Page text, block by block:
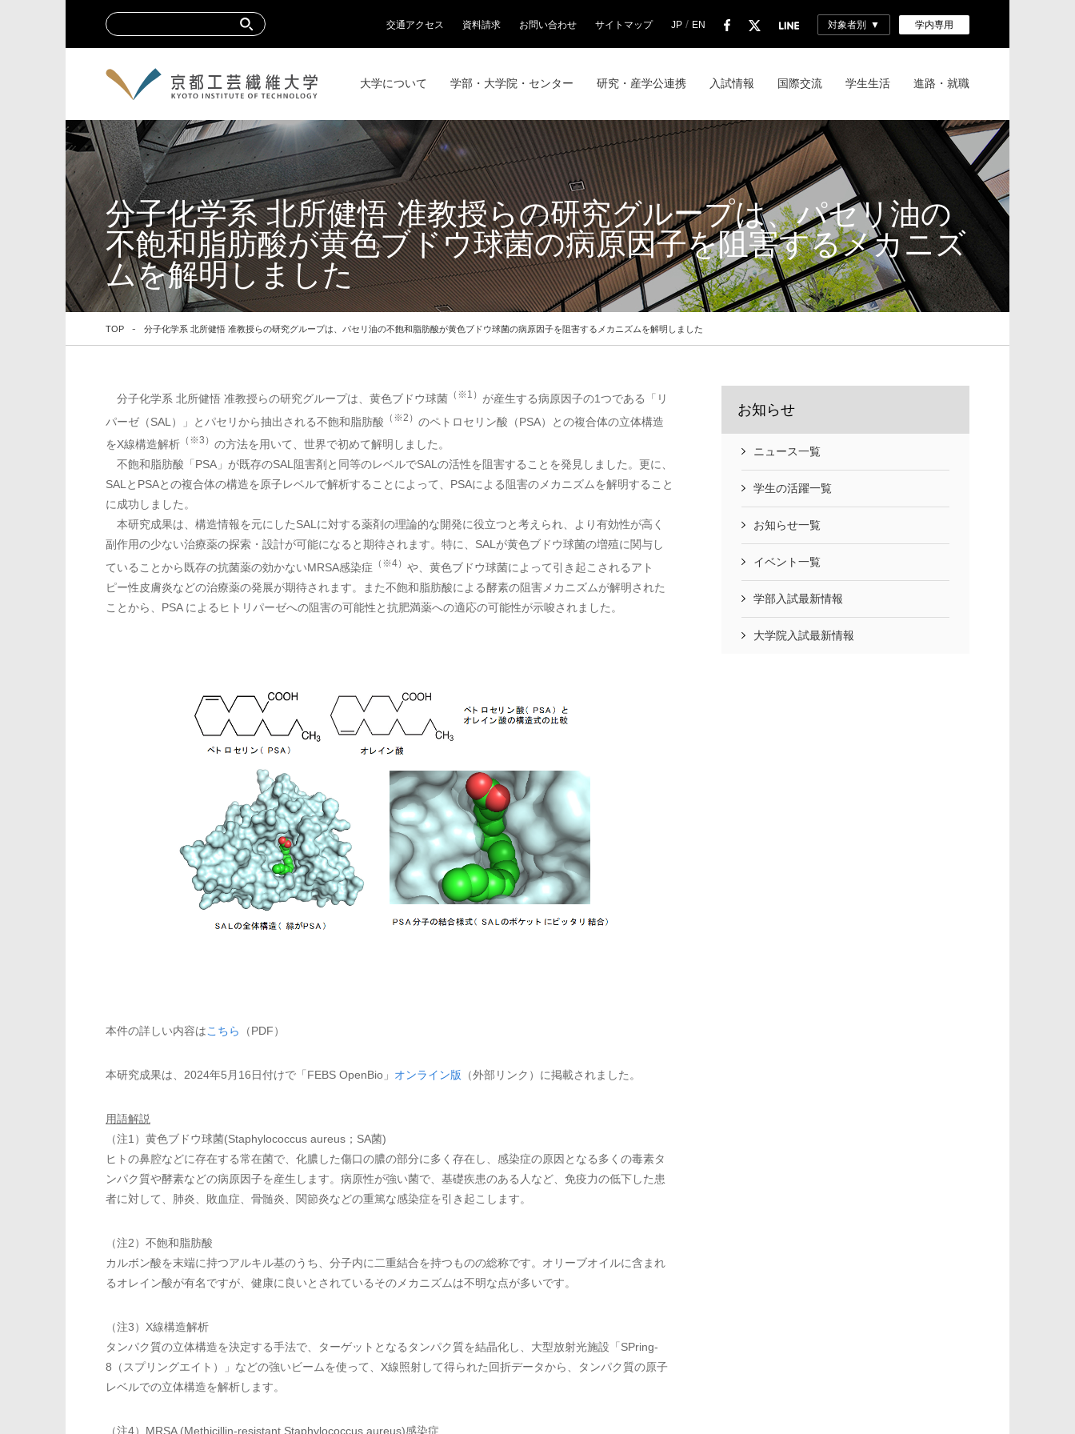
交通アクセス 資料請求 お問い合わせ サイトマップ JP / EN 対象者別 学内専用
大学について 学部・大学院・センター 研究・産学公連携 入試情報 国際交流 学生生活 進路・就職
分子化学系 北所健悟 准教授らの研究グループは、パセリ油の
不飽和脂肪酸が黄色ブドウ球菌の病原因子を阻害するメカニズ
ムを解明しました
TOP 分子化学系 北所健悟 准教授らの研究グループは、パセリ油の不飽和脂肪酸が黄色ブドウ球菌の病原因子を阻害するメカニズムを解明しました
分子化学系 北所健悟 准教授らの研究グループは、黄色ブドウ球菌 （※1） が産生する病原因子の1つである「リ
パーゼ（SAL）」とパセリから抽出される不飽和脂肪酸 （※2） のペトロセリン酸（PSA）との複合体の立体構造
をX線構造解析 （※3） の方法を用いて、世界で初めて解明しました。
不飽和脂肪酸「PSA」が既存のSAL阻害剤と同等のレベルでSALの活性を阻害することを発見しました。更に、
SALとPSAとの複合体の構造を原子レベルで解析することによって、PSAによる阻害のメカニズムを解明すること
に成功しました。
本研究成果は、構造情報を元にしたSALに対する薬剤の理論的な開発に役立つと考えられ、より有効性が高く
副作用の少ない治療薬の探索・設計が可能になると期待されます。特に、SALが黄色ブドウ球菌の増殖に関与し
ていることから既存の抗菌薬の効かないMRSA感染症 （※4） や、黄色ブドウ球菌によって引き起こされるアト
ピー性皮膚炎などの治療薬の発展が期待されます。また不飽和脂肪酸による酵素の阻害メカニズムが解明された
ことから、PSA によるヒトリパーゼへの阻害の可能性と抗肥満薬への適応の可能性が示唆されました。
本件の詳しい内容はこちら （PDF）
本研究成果は、2024年5月16日付けで「FEBS OpenBio」 オンライン版 （外部リンク）に掲載されました。
用語解説
（注1）黄色ブドウ球菌(Staphylococcus aureus；SA菌)
ヒトの鼻腔などに存在する常在菌で、化膿した傷口の膿の部分に多く存在し、感染症の原因となる多くの毒素タ
ンパク質や酵素などの病原因子を産生します。病原性が強い菌で、基礎疾患のある人など、免疫力の低下した患
者に対して、肺炎、敗血症、骨髄炎、関節炎などの重篤な感染症を引き起こします。
（注2）不飽和脂肪酸
カルボン酸を末端に持つアルキル基のうち、分子内に二重結合を持つものの総称です。オリーブオイルに含まれ
るオレイン酸が有名ですが、健康に良いとされているそのメカニズムは不明な点が多いです。
（注3）X線構造解析
タンパク質の立体構造を決定する手法で、ターゲットとなるタンパク質を結晶化し、大型放射光施設「SPring-
8（スプリングエイト）」などの強いビームを使って、X線照射して得られた回折データから、タンパク質の原子
レベルでの立体構造を解析します。
（注4）MRSA (Methicillin-resistant Staphylococcus aureus)感染症
お知らせ
ニュース一覧
学生の活躍一覧
お知らせ一覧
イベント一覧
学部入試最新情報
大学院入試最新情報